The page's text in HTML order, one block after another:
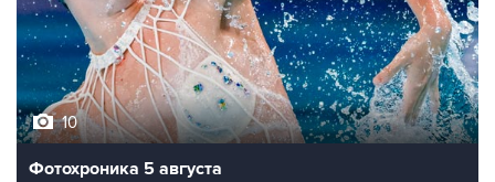
10
Фотохроника 5 августа